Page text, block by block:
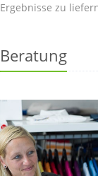
Ergebnisse zu
Beratung